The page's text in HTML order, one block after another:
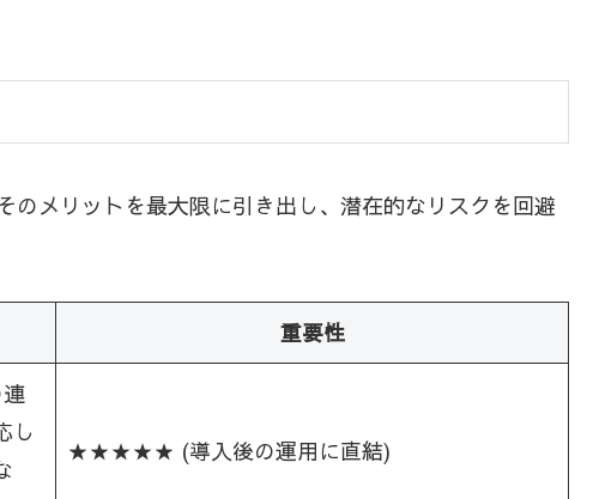
メリットを最大限に引き出し、潜在的なリスクを回避
重要性
し
★★★★★ (導入後の運用に直結)